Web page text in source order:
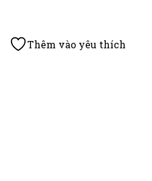
Thêm vào yêu thích